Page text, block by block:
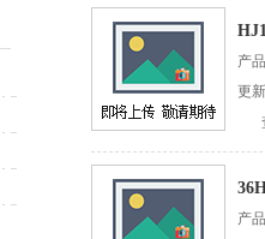
产
更
产